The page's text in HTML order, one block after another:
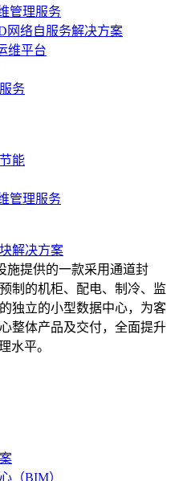
管理服务
网络自服务解决方案
维平台
务
能
管理服务
解决方案
施提供的一款采用通道封
制的机柜、配电、制冷、监
独立的小型数据中心，为客
整体产品及交付，全面提升
水平。
（BIM）